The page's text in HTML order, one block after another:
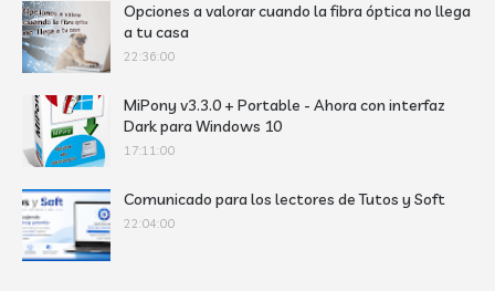
Opciones a valorar cuando la fibra óptica no llega
a tu casa
22:36:00
MiPony v3.3.0 + Portable - Ahora con interfaz
Dark para Windows 10
17:11:00
Comunicado para los lectores de Tutos y Soft
22:04:00